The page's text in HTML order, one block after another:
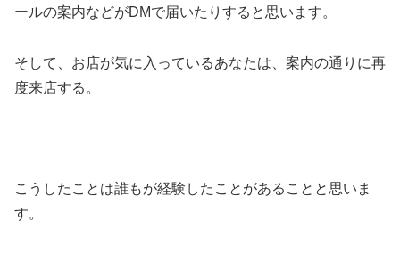
ールの案内などがDMで届いたりすると思います。
そして、お店が気に入っているあなたは、案内の通りに再
度来店する。
こうしたことは誰もが経験したことがあることと思いま
す。